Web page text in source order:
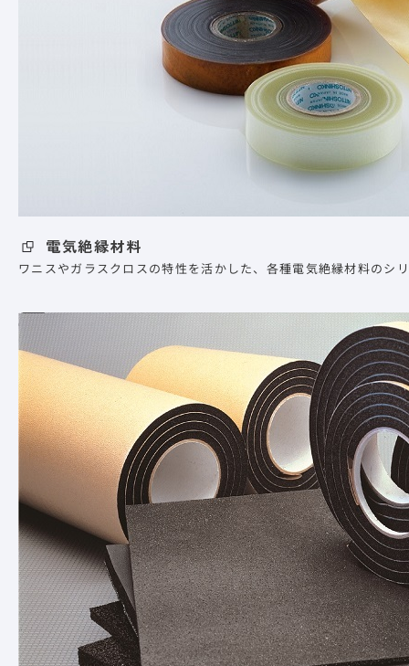
電気絶縁材料
ワニスやガラスクロスの特性を活かした、各種電気絶縁材料のシ